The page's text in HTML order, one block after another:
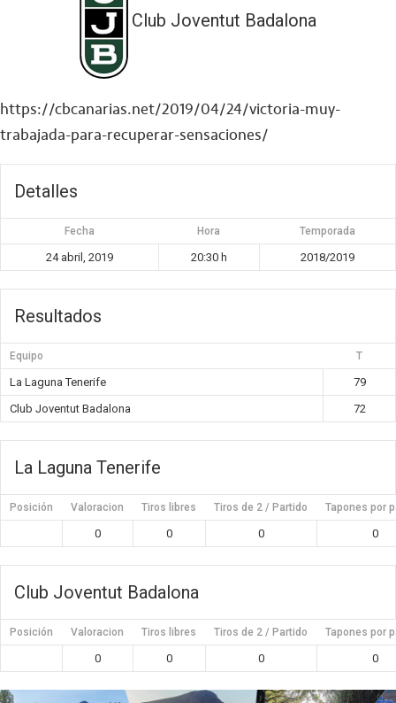
Club Joventut Badalona
https://cbcanarias.net/2019/04/24/victoria-muy-
trabajada-para-recuperar-sensaciones/
Detalles
Fecha Hora Temporada
24 abril, 2019 20:30 h 2018/2019
Resultados
Equipo T
La Laguna Tenerife
79
Club Joventut Badalona
72
La Laguna Tenerife
Posición Valoracion Tiros libres Tiros de 2 / Partido Tapones por
0 0 0 0
Club Joventut Badalona
Posición Valoracion Tiros libres Tiros de 2 / Partido Tapones por
0 0 0 0